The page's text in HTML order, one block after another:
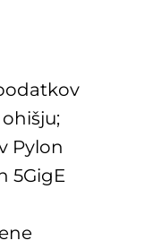
Pylon
5GigE